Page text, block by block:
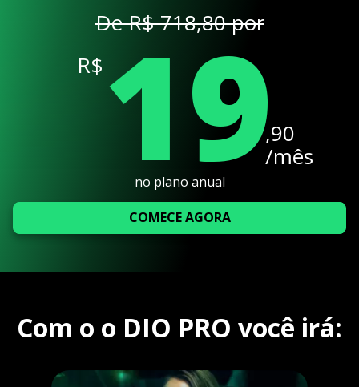
De R$ 718,80 por
R$ 19,90
/mês
no plano anual
COMECE AGORA
Com o o DIO PRO você irá: